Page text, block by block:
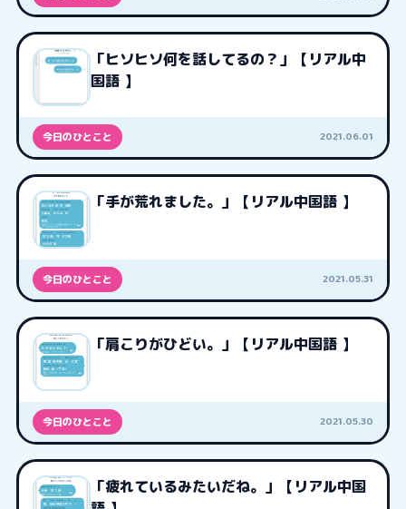
「ヒソヒソ何を話してるの？」【リアル中
国語 】
今日のひとこと 2021.06.01
「手が荒れました。」【リアル中国語 】
今日のひとこと 2021.05.31
「肩こりがひどい。」【リアル中国語 】
今日のひとこと 2021.05.30
「疲れているみたいだね。」【リアル中国